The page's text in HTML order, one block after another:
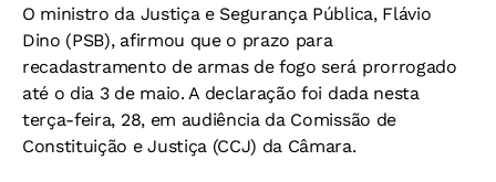
O ministro da Justiça e Segurança Pública, Flávio
Dino (PSB), afirmou que o prazo para
recadastramento de armas de fogo será prorrogado
até o dia 3 de maio. A declaração foi dada nesta
terça-feira, 28, em audiência da Comissão de
Constituição e Justiça (CCJ) da Câmara.